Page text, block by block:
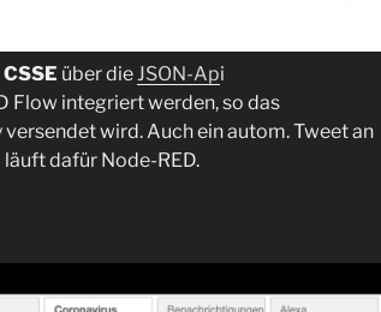
über dieJSON-Api
Flow integriert werden, so das
wird. Auch ein autom. Tweet an
dafür Node-RED.